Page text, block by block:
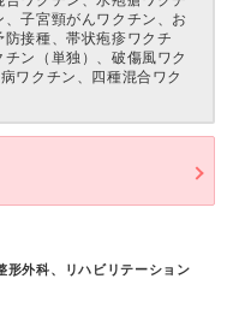
子宮頸がんワクチン、お
接種、帯状疱疹ワクチ
ン（単独）、破傷風ワク
ワクチン、四種混合ワク
形外科、リハビリテーション